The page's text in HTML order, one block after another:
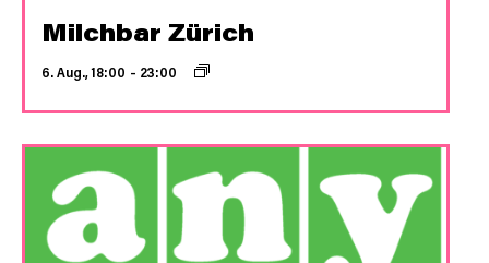
Milchbar Zürich
6. Aug., 18:00 – 23:00